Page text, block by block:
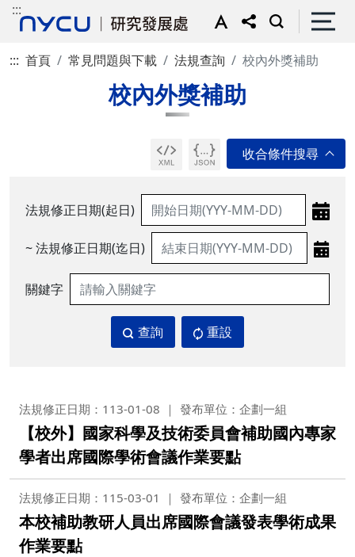
:::
::: 首頁 常見問題與下載 法規查詢 校內外獎補助
校內外獎補助
法規修正日期(起日)
~ 法規修正日期(迄日)
關鍵字
查詢 重設
法規修正日期：113-01-08 發布單位：企劃一組
【校外】國家科學及技術委員會補助國內專家
學者出席國際學術會議作業要點
法規修正日期：115-03-01 發布單位：企劃一組
本校補助教研人員出席國際會議發表學術成果
作業要點